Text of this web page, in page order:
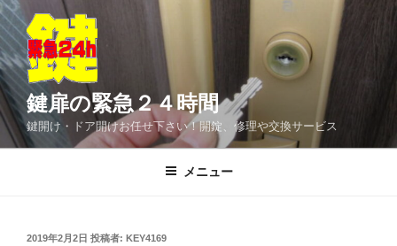
コ
ン
テ
ン
ツ
へ
ス
鍵扉の緊急２４時間
鍵開け・ドア開けお任せ下さい！開錠、修理や交換サービス
メニュー
投
2019年2月2日 投稿者: KEY4169